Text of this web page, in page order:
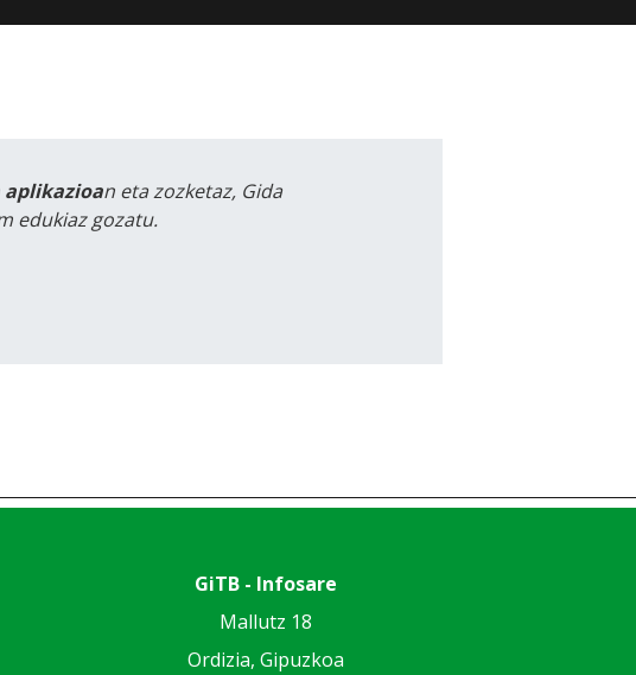
aplikazioan eta zozketaz, Gida
edukiaz gozatu.
GiTB - Infosare
Mallutz 18
Ordizia, Gipuzkoa